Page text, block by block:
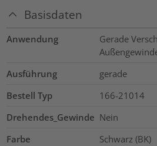
Basisdaten
Anwendung
Gerade
Ausführung
gerade
Bestell Typ
166-21014
Drehendes_Gewinde Nein
Farbe
Schwarz (BK)